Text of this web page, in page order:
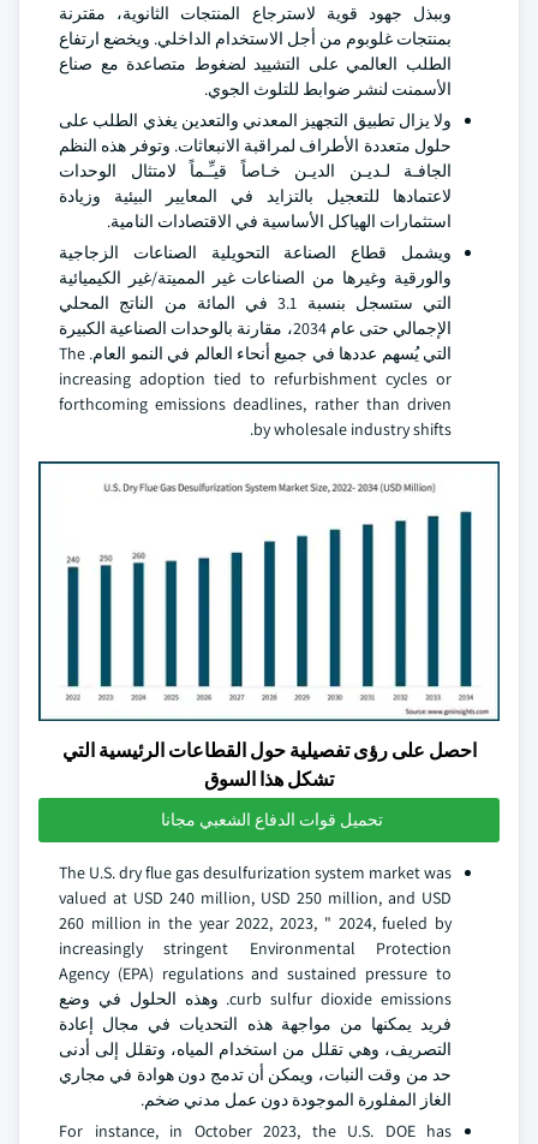
وببذل جهود قوية لاسترجاع المنتجات الثانوية، مقترنة
بمنتجات غلوبوم من أجل الاستخدام الداخلي. ويخضع ارتفاع
الطلب العالمي على التشييد لضغوط متصاعدة مع صناع
الأسمنت لنشر ضوابط للتلوث الجوي.
ولا يزال تطبيق التجهيز المعدني والتعدين يغذي الطلب على
حلول متعددة الأطراف لمراقبة الانبعاثات. وتوفر هذه النظم
الجافـة لـديـن الديـن خـاصاً قيـِّـماً لامتثال الوحدات
لاعتمادها للتعجيل بالتزايد في المعايير البيئية وزيادة
استثمارات الهياكل الأساسية في الاقتصادات النامية.
ويشمل قطاع الصناعة التحويلية الصناعات الزجاجية
والورقية وغيرها من الصناعات غير المميتة/غير الكيميائية
التي ستسجل بنسبة 3.1 في المائة من الناتج المحلي
الإجمالي حتى عام 2034، مقارنة بالوحدات الصناعية الكبيرة
التي يُسهم عددها في جميع أنحاء العالم في النمو العام. The
increasing adoption tied to refurbishment cycles or
forthcoming emissions deadlines, rather than driven
by wholesale industry shifts.
احصل على رؤى تفصيلية حول القطاعات الرئيسية التي
تشكل هذا السوق
تحميل قوات الدفاع الشعبي مجانا
The U.S. dry flue gas desulfurization system market was
valued at USD 240 million, USD 250 million, and USD
260 million in the year 2022, 2023, " 2024, fueled by
increasingly stringent Environmental Protection
Agency (EPA) regulations and sustained pressure to
curb sulfur dioxide emissions. وهذه الحلول في وضع
فريد يمكنها من مواجهة هذه التحديات في مجال إعادة
التصريف، وهي تقلل من استخدام المياه، وتقلل إلى أدنى
حد من وقت النبات، ويمكن أن تدمج دون هوادة في مجاري
الغاز المفلورة الموجودة دون عمل مدني ضخم.
For instance, in October 2023, the U.S. DOE has